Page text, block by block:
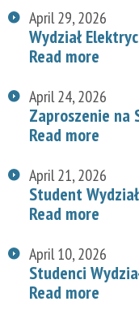
April 29, 2026
Wydział
Read more
April 24, 2026
Zaproszenie na
Read more
April 21, 2026
Student
Read more
April 10, 2026
Studenci
Read more